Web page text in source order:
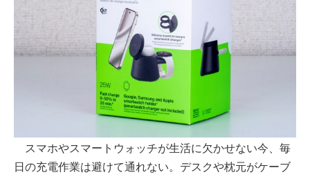
スマホやスマートウォッチが生活に欠かせない今、毎
日の充電作業は避けて通れない。デスクや枕元がケーブ